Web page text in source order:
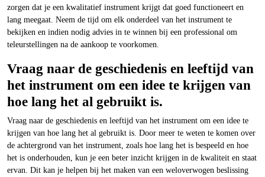
zorgen dat je een kwalitatief instrument krijgt dat goed functioneert en
lang meegaat. Neem de tijd om elk onderdeel van het instrument te
bekijken en indien nodig advies in te winnen bij een professional om
teleurstellingen na de aankoop te voorkomen.
Vraag naar de geschiedenis en leeftijd van
het instrument om een idee te krijgen van
hoe lang het al gebruikt is.
Vraag naar de geschiedenis en leeftijd van het instrument om een idee te
krijgen van hoe lang het al gebruikt is. Door meer te weten te komen over
de achtergrond van het instrument, zoals hoe lang het is bespeeld en hoe
het is onderhouden, kun je een beter inzicht krijgen in de kwaliteit en staat
ervan. Dit kan je helpen bij het maken van een weloverwogen beslissing